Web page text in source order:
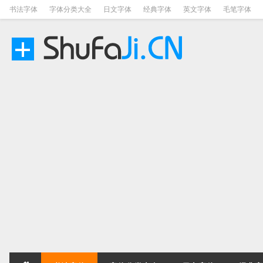
书法字体 字体分类大全 日文字体 经典字体 英文字体 毛笔字体